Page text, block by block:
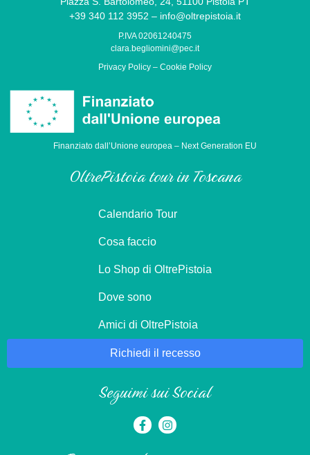
+39 340 112 3952 – info@oltrepistoia.it
P.IVA 02061240475
clara.begliomini@pec.it
Privacy Policy – Cookie Policy
Finanziato dall’Unione europea – Next Generation EU
OltrePistoia tour in Toscana
Calendario Tour
Cosa faccio
Lo Shop di OltrePistoia
Dove sono
Amici di OltrePistoia
Richiedi il recesso
Seguimi sui Social